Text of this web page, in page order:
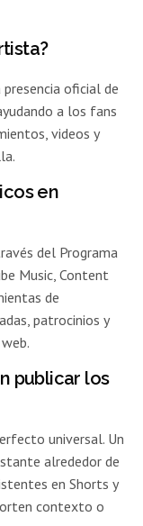
oficial de
a los fans
videos y
en
del Programa
Music, Content
de
patrocinios y
publicar los
universal. Un
alrededor de
en Shorts y
contexto o